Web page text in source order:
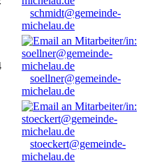
schmidt@gemeinde-
michelau.de
soellner@gemeinde-
michelau.de
stoeckert@gemeinde-
michelau.de